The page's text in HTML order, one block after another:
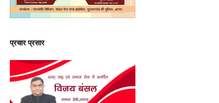
प्रचार प्रसार